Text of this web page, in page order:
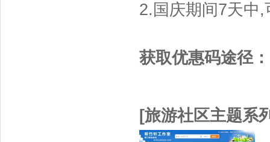
2.国庆期间7天中,
获取优惠码途径：
[旅游社区主题系